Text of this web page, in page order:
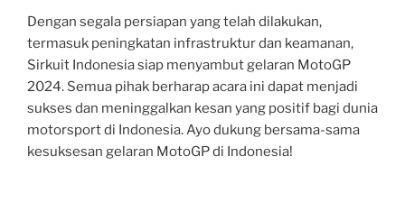
Dengan segala persiapan yang telah dilakukan,
termasuk peningkatan infrastruktur dan keamanan,
Sirkuit Indonesia siap menyambut gelaran MotoGP
2024. Semua pihak berharap acara ini dapat menjadi
sukses dan meninggalkan kesan yang positif bagi dunia
motorsport di Indonesia. Ayo dukung bersama-sama
kesuksesan gelaran MotoGP di Indonesia!